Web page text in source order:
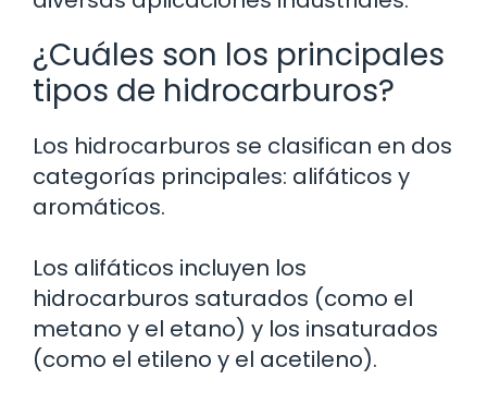
¿Cuáles son los principales
tipos de hidrocarburos?
Los hidrocarburos se clasifican en dos
categorías principales: alifáticos y
aromáticos.
Los alifáticos incluyen los
hidrocarburos saturados (como el
metano y el etano) y los insaturados
(como el etileno y el acetileno).